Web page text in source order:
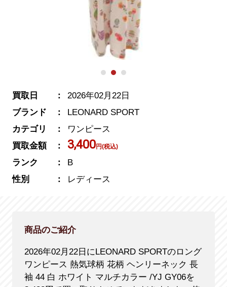
買取日
2026年02月22日
ブランド
LEONARD SPORT
カテゴリ
ワンピース
買取金額
3,400円(税込)
ランク
B
性別
レディース
商品のご紹介
2026年02月22日にLEONARD SPORTのロング
ワンピース 熱気球柄 花柄 ヘンリーネック 長
袖 44 白 ホワイト マルチカラー /YJ GY06を